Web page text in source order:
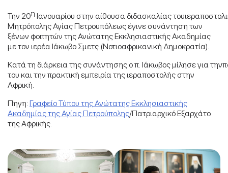
Την 20η Ιανουαρίου στην αίθουσα διδασκαλίας
Μητρόπολης Αγίας Πετρουπόλεως έγινε συνάντηση των
ξένων φοιτητών της Ανώτατης Εκκλησιαστικής Ακαδημίας
με τον ιερέα Ιάκωβο Σμετς (Νοτιοαφρικανική Δημοκρατία).
Κατά τη διάρκεια της συνάντησης ο π. Ιάκωβος μίλησε για
του και την πρακτική εμπειρία της ιεραποστολής στην
Αφρική.
Πηγη: Γραφείο Τύπου της Ανώτατης Εκκλησιαστικής
Ακαδημίας της Αγίας Πετρούπολης/Πατριαρχικό Εξαρχάτο
της Αφρικής.